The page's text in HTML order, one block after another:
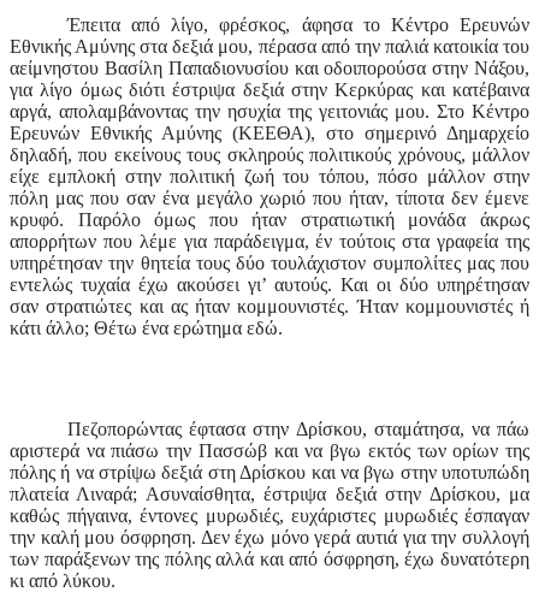
Έπειτα από λίγο, φρέσκος, άφησα το Κέντρο Ερευνών
Εθνικής Αμύνης στα δεξιά μου, πέρασα από την παλιά κατοικία του
αείμνηστου Βασίλη Παπαδιονυσίου και οδοιπορούσα στην Νάξου,
για λίγο όμως διότι έστριψα δεξιά στην Κερκύρας και κατέβαινα
αργά, απολαμβάνοντας την ησυχία της γειτονιάς μου. Στο Κέντρο
Ερευνών Εθνικής Αμύνης (ΚΕΕΘΑ), στο σημερινό Δημαρχείο
δηλαδή, που εκείνους τους σκληρούς πολιτικούς χρόνους, μάλλον
είχε εμπλοκή στην πολιτική ζωή του τόπου, πόσο μάλλον στην
πόλη μας που σαν ένα μεγάλο χωριό που ήταν, τίποτα δεν έμενε
κρυφό. Παρόλο όμως που ήταν στρατιωτική μονάδα άκρως
απορρήτων που λέμε για παράδειγμα, έν τούτοις στα γραφεία της
υπηρέτησαν την θητεία τους δύο τουλάχιστον συμπολίτες μας που
εντελώς τυχαία έχω ακούσει γι’ αυτούς. Και οι δύο υπηρέτησαν
σαν στρατιώτες και ας ήταν κομμουνιστές. Ήταν κομμουνιστές ή
κάτι άλλο; Θέτω ένα ερώτημα εδώ.
Πεζοπορώντας έφτασα στην Δρίσκου, σταμάτησα, να πάω
αριστερά να πιάσω την Πασσώβ και να βγω εκτός των ορίων της
πόλης ή να στρίψω δεξιά στη Δρίσκου και να βγω στην υποτυπώδη
πλατεία Λιναρά; Ασυναίσθητα, έστριψα δεξιά στην Δρίσκου, μα
καθώς πήγαινα, έντονες μυρωδιές, ευχάριστες μυρωδιές έσπαγαν
την καλή μου όσφρηση. Δεν έχω μόνο γερά αυτιά για την συλλογή
των παράξενων της πόλης αλλά και από όσφρηση, έχω δυνατότερη
κι από λύκου.